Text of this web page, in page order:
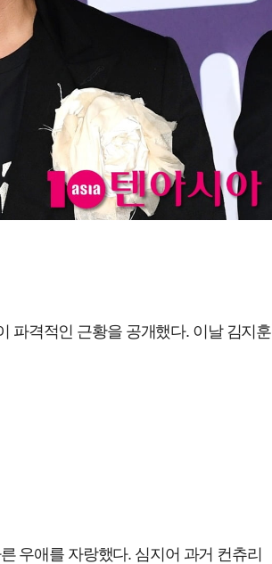
파격적인 근황을 공개했다. 이날 김지훈
우애를 자랑했다. 심지어 과거 컨츄리